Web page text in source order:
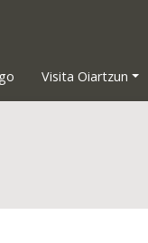
Visita Oiartzun